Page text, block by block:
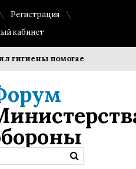
Регистрация
кабинет
гигиены помогает